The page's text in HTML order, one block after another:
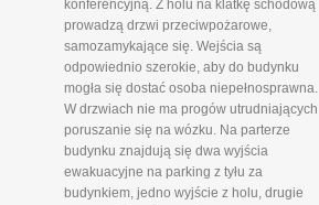
konferencyjną. Z holu na klatkę schodową
prowadzą drzwi przeciwpożarowe,
samozamykające się. Wejścia są
odpowiednio szerokie, aby do budynku
mogła się dostać osoba niepełnosprawna.
W drzwiach nie ma progów utrudniających
poruszanie się na wózku. Na parterze
budynku znajdują się dwa wyjścia
ewakuacyjne na parking z tyłu za
budynkiem, jedno wyjście z holu, drugie